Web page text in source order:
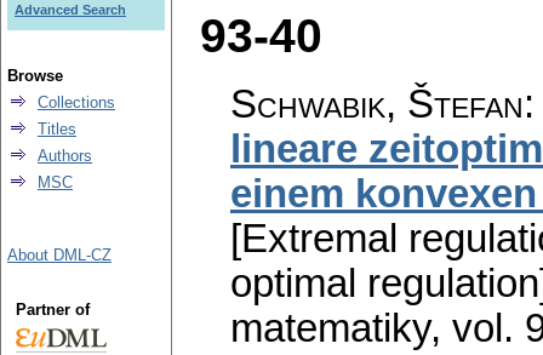
93-40
Schwabik, Štefan
lineare
einem
[Extremal
optimal
matematiky, vol.
Advanced Search
Browse
Collections
Titles
Authors
MSC
About DML-CZ
Partner of